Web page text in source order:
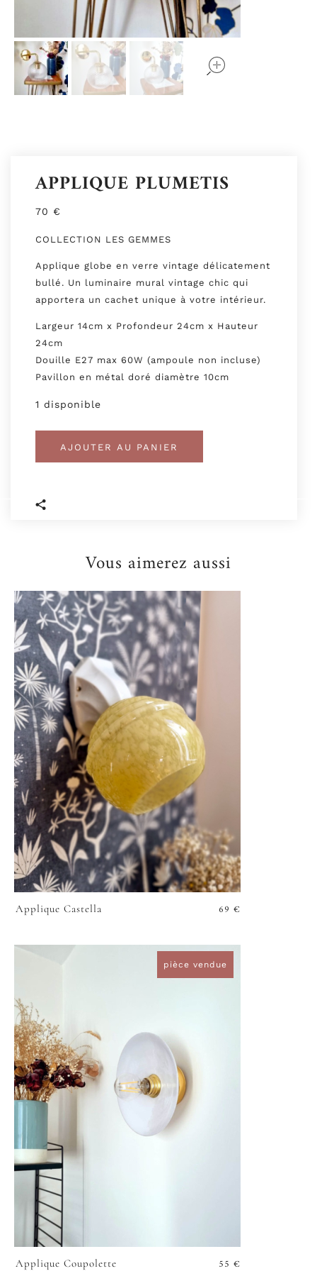
APPLIQUE PLUMETIS
70 €
COLLECTION LES GEMMES
Applique globe en verre vintage délicatement
bullé. Un luminaire mural vintage chic qui
apportera un cachet unique à votre intérieur.
Largeur 14cm x Profondeur 24cm x Hauteur
24cm
Douille E27 max 60W (ampoule non incluse)
Pavillon en métal doré diamètre 10cm
1 disponible
AJOUTER AU PANIER
Vous aimerez aussi
Applique Castella 69 €
pièce vendue
Applique Coupolette 55 €